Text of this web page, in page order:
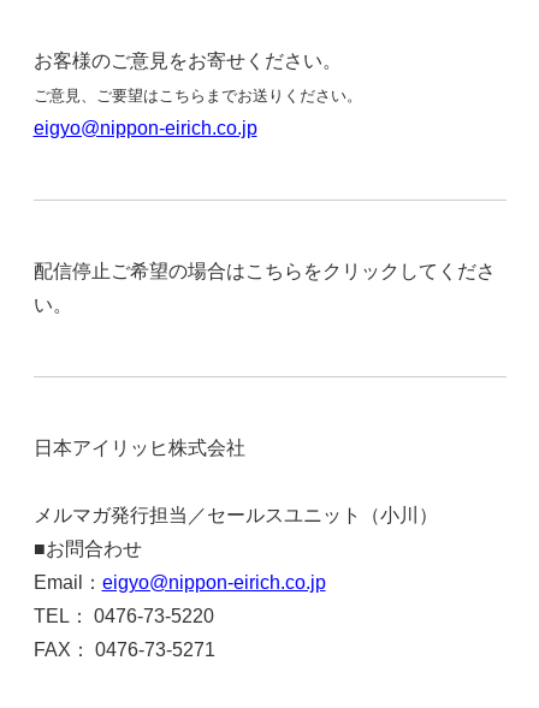
お客様のご意見をお寄せください。
ご意見、ご要望はこちらまでお送りください。
eigyo@nippon-eirich.co.jp
配信停止ご希望の場合はこちらをクリックしてくださ
い。
日本アイリッヒ株式会社
メルマガ発行担当／セールスユニット（小川）
■お問合わせ
Email： eigyo@nippon-eirich.co.jp
TEL： 0476-73-5220
FAX： 0476-73-5271